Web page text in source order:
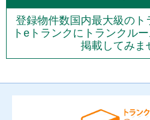
登録物件数国内最大級のト
トeトランクにトランクル
掲載してみま